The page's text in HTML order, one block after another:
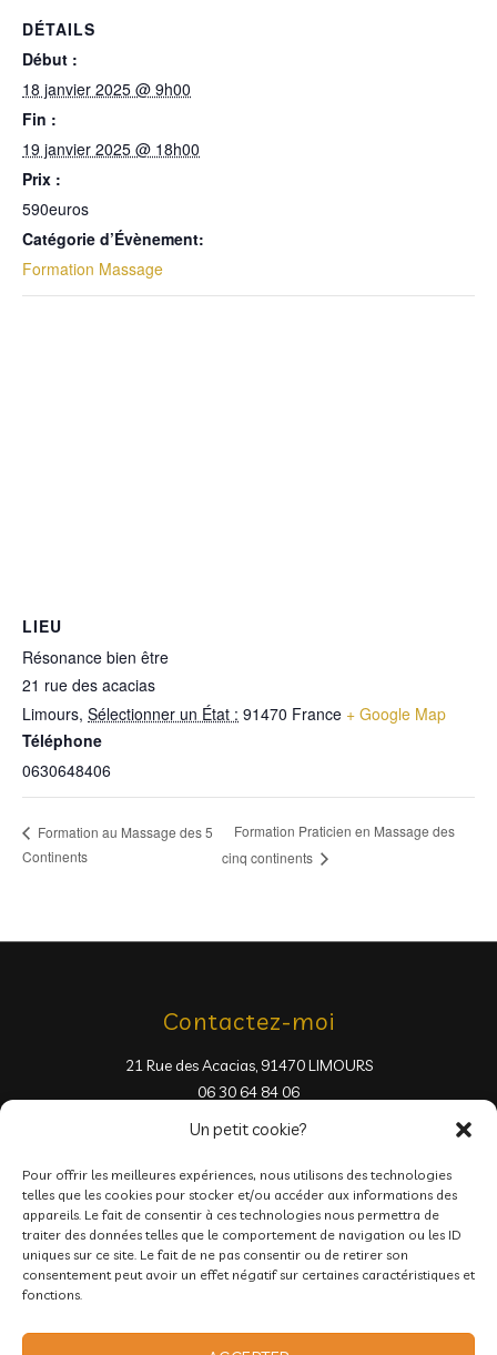
Un petit cookie?
Pour offrir les meilleures expériences, nous utilisons des technologies
telles que les cookies pour stocker et/ou accéder aux informations des
appareils. Le fait de consentir à ces technologies nous permettra de
traiter des données telles que le comportement de navigation ou les ID
uniques sur ce site. Le fait de ne pas consentir ou de retirer son
consentement peut avoir un effet négatif sur certaines caractéristiques et
fonctions.
DÉTAILS
Début :
18 janvier 2025 @ 9h00
Fin :
19 janvier 2025 @ 18h00
Prix :
590euros
Catégorie d’Évènement:
Formation Massage
LIEU
Résonance bien être
21 rue des acacias
Limours, Sélectionner un État : 91470 France + Google Map
Téléphone
0630648406
Formation au Massage des 5
Continents
Formation Praticien en Massage des
cinq continents
Contactez-moi
21 Rue des Acacias, 91470 LIMOURS
06 30 64 84 06
Pages